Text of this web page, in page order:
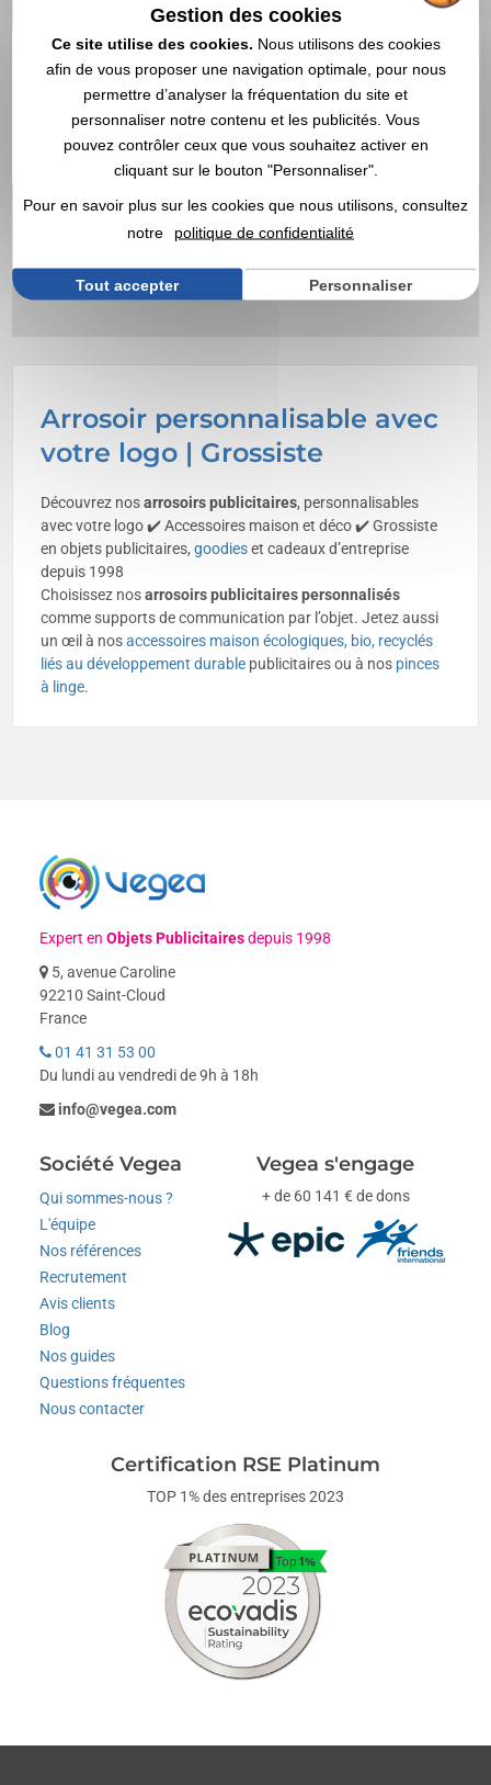
Arrosoir personnalisable avec
votre logo | Grossiste
Découvrez nosarrosoirs publicitaires, personnalisables
avec votre logo ✔️ Accessoires maison et déco ✔️ Grossiste
en objets publicitaires,goodieset cadeaux d’entreprise
depuis 1998
Choisissez nosarrosoirs publicitaires personnalisés
comme supports de communication par l’objet. Jetez aussi
un œil à nosaccessoires maison écologiques, bio, recyclés
liés au développement durable publicitaires ou à nos pinces
à linge.
1
Expert enObjets Publicitairesdepuis 1998
5, avenue Caroline
92210 Saint-Cloud
France
01 41 31 53 00
Du lundi au vendredi de 9h à 18h
info@vegea.com
Société Vegea
Qui sommes-nous ?
L'équipe
Nos références
Recrutement
Avis clients
Blog
Nos guides
Questions fréquentes
Nous contacter
Vegea s'engage
+ de 60 141 € de dons
Certification RSE Platinum
TOP 1% des entreprises 2023
Gestion des cookies
Ce site utilise des cookies. Nous utilisons des cookies
afin de vous proposer une navigation optimale, pour nous
permettre d’analyser la fréquentation du site et
personnaliser notre contenu et les publicités. Vous
pouvez contrôler ceux que vous souhaitez activer en
cliquant sur le bouton "Personnaliser".
Pour en savoir plus sur les cookies que nous utilisons, consultez
notre
politique de confidentialité
Tout accepter Personnaliser